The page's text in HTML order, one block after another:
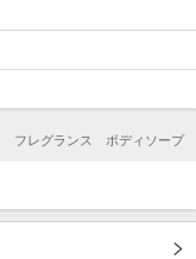
フレグランス ボディソープ